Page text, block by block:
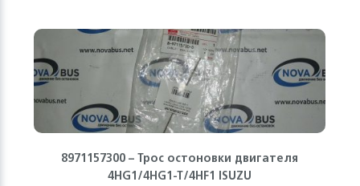
8971157300 – Трос остоновки двигателя
4HG1/4HG1-T/4HF1 ISUZU